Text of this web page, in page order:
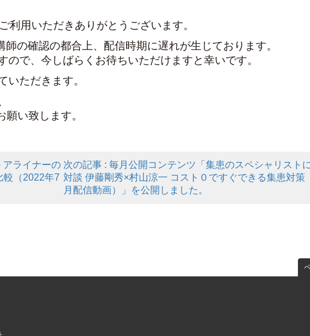
利用いただきありがとうございます。
の確認の都合上、配信時期に遅れが生じております。
で、今しばらくお待ちいただけますと幸いです。
いただきます。
い致します。
アライナーの
較（2022年7
次の記事 : 毎月公開コンテンツ「集患のスペシャリスト
対談 伊藤剛秀×村山涼一 コスト０ですぐできる集患対策
月配信動画）」を公開しました。